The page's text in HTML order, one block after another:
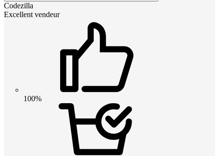
Codezilla
Excellent vendeur
100%